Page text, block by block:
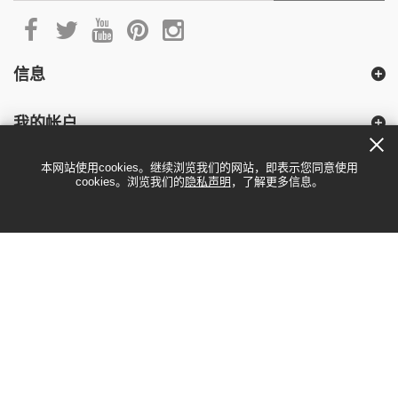
信息
我的帐户
本网站使用cookies。继续浏览我们的网站，即表示您同意使用
cookies。浏览我们的 隐私声明 ，了解更多信息。